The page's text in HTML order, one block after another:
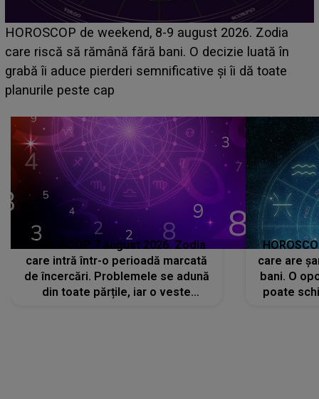
Emanuel a ținut ACEST DETALIU ASCUNS până
acum! În fața Alexandrei, concurentul din Casa Iubirii
face o MĂRTURISIRE NEAȘTEPTATĂ despre mama
sa: "I-am spus și ei în față, eu nu te iubesc pentru
HOROSCOP 7 august 2026. Zodia
care intră într-o perioadă marcată
de încercări. Problemele se adună
din toate părțile, iar o veste
care are
bani. O
poate